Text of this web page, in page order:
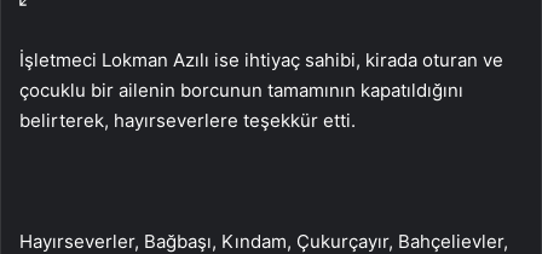
İşletmeci Lokman Azılı ise ihtiyaç sahibi, kirada oturan ve
çocuklu bir ailenin borcunun tamamının kapatıldığını
belirterek, hayırseverlere teşekkür etti.
Hayırseverler, Bağbaşı, Kındam, Çukurçayır, Bahçelievler,